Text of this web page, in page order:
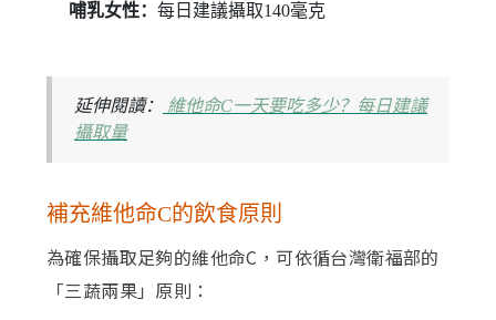
哺乳女性： 每日建議攝取140毫克
延伸閱讀：
維他命C一天要吃多少？每日建議
攝取量
補充維他命C的飲食原則
為確保攝取足夠的維他命C，可依循台灣衛福部的
「三蔬兩果」原則：